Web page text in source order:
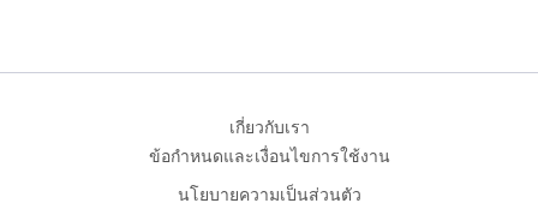
เกี่ยวกับเรา
ข้อกำหนดและเงื่อนไขการใช้งาน
นโยบายความเป็นส่วนตัว